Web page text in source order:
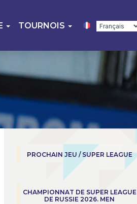
TOURNOIS
PROCHAIN JEU / SUPER LEAGUE
CHAMPIONNAT DE SUPER LEAGUE
DE RUSSIE 2026. MEN